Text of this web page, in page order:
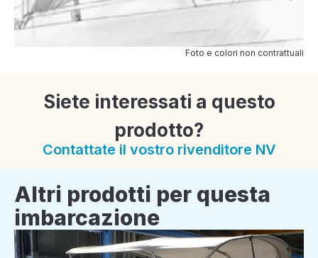
Foto e colori non contrattuali
Siete interessati a questo
prodotto?
Contattate il vostro rivenditore NV
Altri prodotti per questa
imbarcazione